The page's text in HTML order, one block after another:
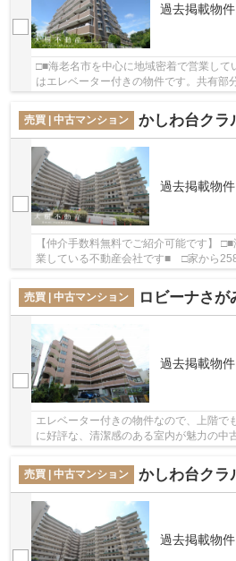
過去掲載物件
□■海老名市を中心に地域密着で営業し
はエレベーター付きの物件です。共有部
売買 | 中古マンション
かしわ台クラルテ5階 3ＬＤＫリフ
過去掲載物件
【仲介手数料無料でご紹介可能です】
業している不動産会社です■ □家から
売買 | 中古マンション
ロビーナさがみ野3
過去掲載物件
エレベーター付きの物件なので、上階で
に好評な、清潔感のある室内が魅力の中
売買 | 中古マンション
かしわ台クラルテ8階 3ＬＤＫリフ
過去掲載物件